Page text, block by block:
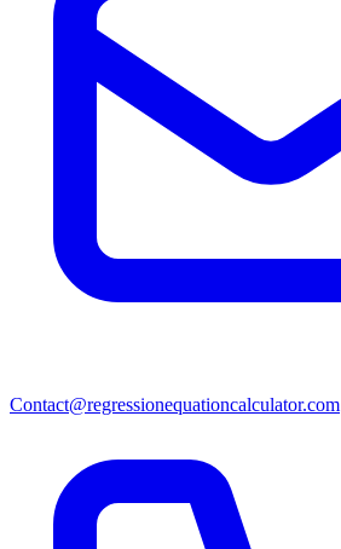
Contact@regressionequationcalculator.com